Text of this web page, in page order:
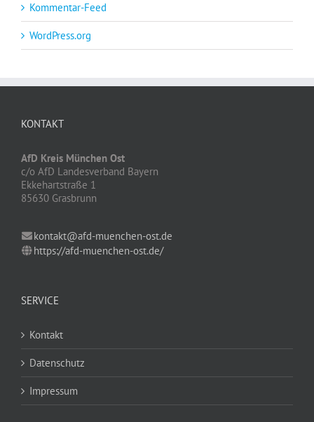
Kommentar-Feed
WordPress.org
KONTAKT
AfD Kreis München Ost
c/o AfD Landesverband Bayern
Ekkehartstraße 1
85630 Grasbrunn
kontakt@afd-muenchen-ost.de
https://afd-muenchen-ost.de/
SERVICE
Kontakt
Datenschutz
Impressum